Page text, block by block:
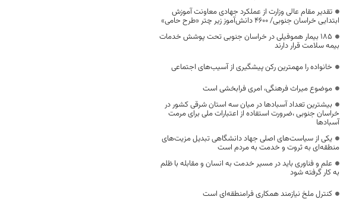
تقدیر مقام عالی وزارت از عملکرد جهادی معاونت آموزش
ابتدایی خراسان جنوبی/ ۴۶۰۰ دانش‌آموز زیر چتر «طرح حامی»
۱۸۵ بیمار هموفیلی در خراسان جنوبی تحت پوشش خدمات
بیمه سلامت قرار دارند
خانواده را مهمترین رکن پیشگیری از آسیب‌های اجتماعی
موضوع میراث فرهنگی، امری فرابخشی است
بیشترین تعداد آسبادها در میان سه استان شرقی کشور در
خراسان جنوبی ،ضرورت استفاده از اعتبارات ملی برای مرمت
آسبادها
یکی از سیاست‌های اصلی جهاد دانشگاهی تبدیل مزیت‌های
منطقه‌ای به ثروت و خدمت به مردم است
علم و فناوری باید در مسیر خدمت به انسان و مقابله با ظلم
به کار گرفته شود
کنترل ملخ نیازمند همکاری فرامنطقه‌ای است